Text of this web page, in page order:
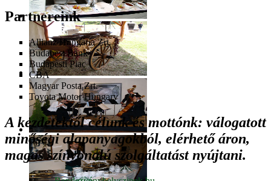
Partnereink
Allianz Hungária Zrt.
Budapest Bank
Budapesti Piac
CBA
Magyar Posta Zrt.
Toyota Motor Hungary
A kezdetektől célunk és mottónk: válogatott
minőségi alapanyagokból, elérhető áron,
magas színvonalú szolgáltatást nyújtani.